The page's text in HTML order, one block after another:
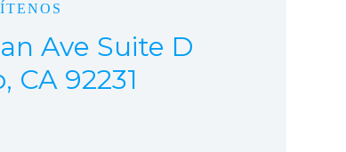
Ave Suite D
CA 92231